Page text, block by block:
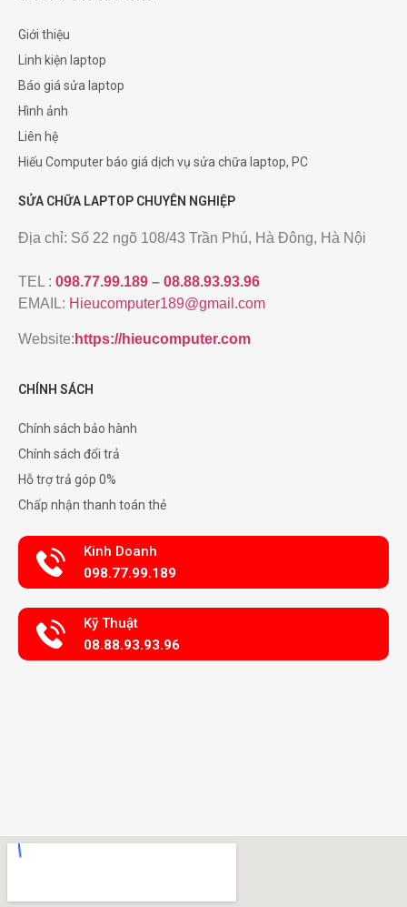
Giới thiệu
Linh kiện laptop
Báo giá sửa laptop
Hình ảnh
Liên hệ
Hiếu Computer báo giá dịch vụ sửa chữa laptop, PC
SỬA CHỮA LAPTOP CHUYÊN NGHIỆP
Địa chỉ: Số 22 ngõ 108/43 Trần Phú, Hà Đông, Hà Nội
TEL : 098.77.99.189 – 08.88.93.93.96
EMAIL: Hieucomputer189@gmail.com
Website: https://hieucomputer.com
CHÍNH SÁCH
Chính sách bảo hành
Chính sách đổi trả
Hỗ trợ trả góp 0%
Chấp nhận thanh toán thẻ
Kinh Doanh
098.77.99.189
Kỹ Thuật
08.88.93.93.96